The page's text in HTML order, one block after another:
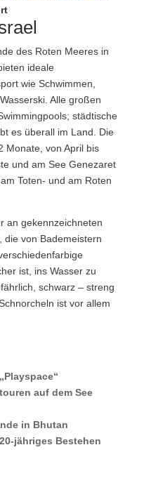
des Roten Meeres in
ideale
wie Schwimmen,
Alle großen
städtische
es überall im Land. Die
Monate, von April bis
und am See Genezaret
Toten- und am Roten
an gekennzeichneten
die von Bademeistern
ist, ins Wasser zu
schwarz – streng
ist vor allem
auf dem See
in Bhutan
jähriges Bestehen